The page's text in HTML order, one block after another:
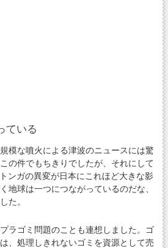
ている
模な噴火による津波のニュースには驚
の件でもちきりでしたが、それにして
ンガの異変が日本にこれほど大きな影
地球は一つにつながっているのだな、
た。
ラゴミ問題のことも連想しました。ゴ
、処理しきれないゴミを資源として売